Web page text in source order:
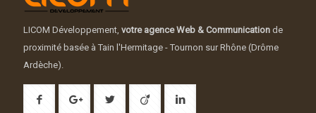
LICOM Développement, votre agence Web & Communication de
proximité basée à Tain l'Hermitage - Tournon sur Rhône (Drôme
Ardèche).